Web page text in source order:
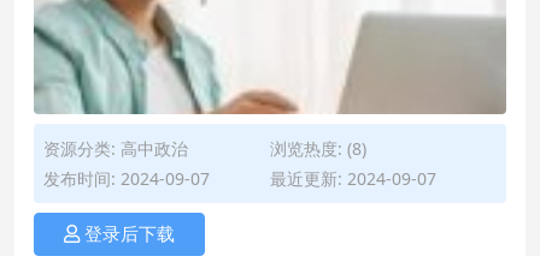
资源分类: 高中政治
浏览热度: (8)
发布时间: 2024-09-07
最近更新: 2024-09-07
登录后下载